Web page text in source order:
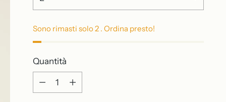
Sono rimasti solo 2 . Ordina presto!
Quantità
Quantità